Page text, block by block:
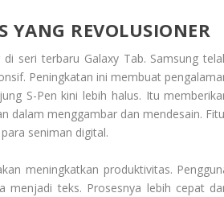
REVOLUSIONER
seri terbaru Galaxy Tab. Samsung
Peningkatan ini membuat
S-Pen kini lebih halus. Itu
dalam menggambar dan mendesain.
seniman digital.
meningkatkan produktivitas.
menjadi teks. Prosesnya lebih cepat